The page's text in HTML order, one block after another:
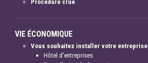
Procédure crue
VIE ÉCONOMIQUE
Vous souhaitez installer votre entreprise
Hôtel d'entreprises